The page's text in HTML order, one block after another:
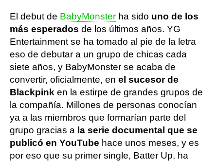
El debut de BabyMonster ha sido uno de los
más esperados de los últimos años. YG
Entertainment se ha tomado al pie de la letra
eso de debutar a un grupo de chicas cada
siete años, y BabyMonster se acaba de
convertir, oficialmente, en el sucesor de
Blackpink en la estirpe de grandes grupos de
la compañía. Millones de personas conocían
ya a las miembros que formarían parte del
grupo gracias a la serie documental que se
publicó en YouTube hace unos meses, y es
por eso que su primer single, Batter Up, ha